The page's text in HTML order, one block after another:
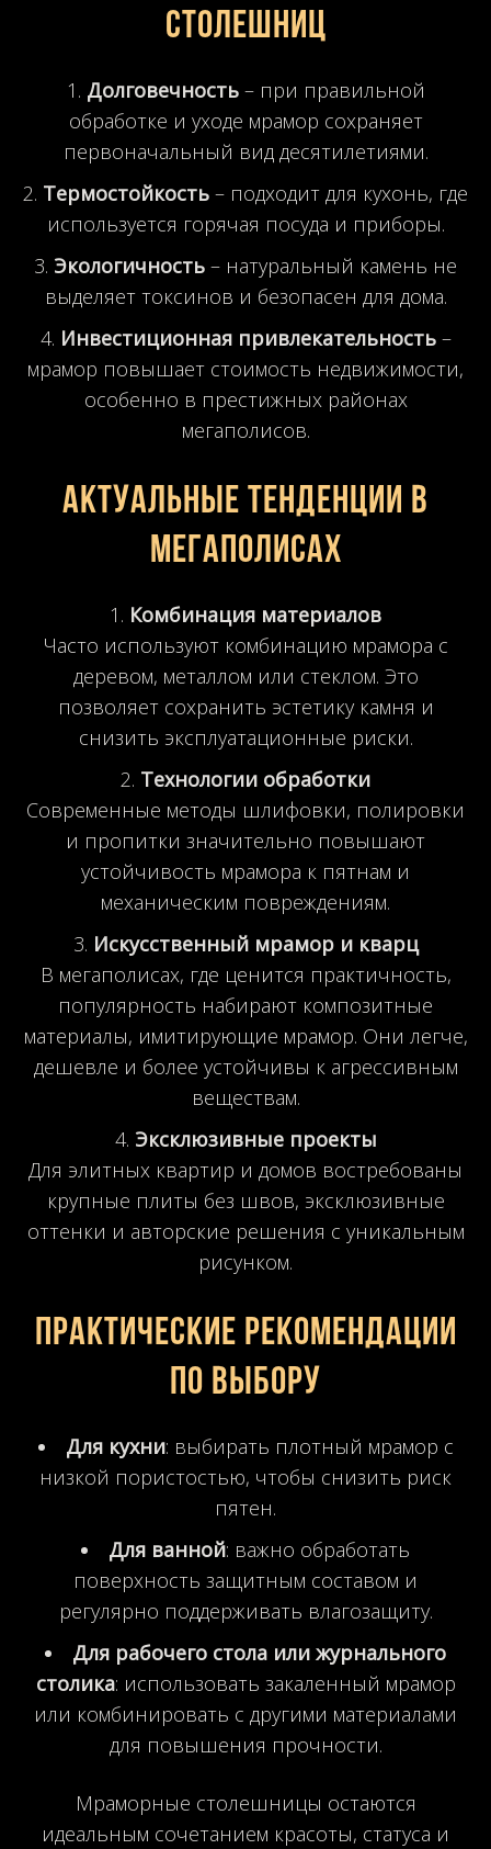
столешниц
Долговечность– при правильной
обработке и уходе мрамор сохраняет
первоначальный вид десятилетиями.
Термостойкость – подходит для кухонь, где
используется горячая посуда и приборы.
Экологичность – натуральный камень не
выделяет токсинов и безопасен для дома.
Инвестиционная привлекательность–
мрамор повышает стоимость недвижимости,
особенно в престижных районах
мегаполисов.
Актуальные тенденции в
мегаполисах
Комбинация материалов
Часто используют комбинацию мрамора с
деревом, металлом или стеклом. Это
позволяет сохранить эстетику камня и
снизить эксплуатационные риски.
Технологии обработки
Современные методы шлифовки, полировки
и пропитки значительно повышают
устойчивость мрамора к пятнам и
механическим повреждениям.
Искусственный мрамор и кварц
В мегаполисах, где ценится практичность,
популярность набирают композитные
материалы, имитирующие мрамор. Они легче,
дешевле и более устойчивы к агрессивным
веществам.
Эксклюзивные проекты
Для элитных квартир и домов востребованы
крупные плиты без швов, эксклюзивные
оттенки и авторские решения с уникальным
рисунком.
Практические рекомендации
по выбору
Для кухни: выбирать плотный мрамор с
низкой пористостью, чтобы снизить риск
пятен.
Для ванной: важно обработать
поверхность защитным составом и
регулярно поддерживать влагозащиту.
Для рабочего стола или журнального
столика: использовать закаленный мрамор
или комбинировать с другими материалами
для повышения прочности.
Мраморные столешницы остаются
идеальным сочетанием красоты, статуса и